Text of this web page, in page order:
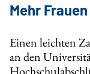
Mehr
Einen leichten
an den